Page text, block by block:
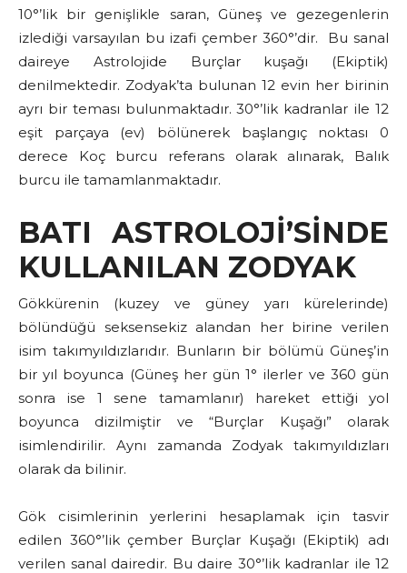
10°’lik bir genişlikle saran, Güneş ve gezegenlerin
izlediği varsayılan bu izafi çember 360°’dir. Bu sanal
daireye Astrolojide Burçlar kuşağı (Ekiptik)
denilmektedir. Zodyak’ta bulunan 12 evin her birinin
ayrı bir teması bulunmaktadır. 30°’lik kadranlar ile 12
eşit parçaya (ev) bölünerek başlangıç noktası 0
derece Koç burcu referans olarak alınarak, Balık
burcu ile tamamlanmaktadır.
BATI ASTROLOJİ’SİNDE
KULLANILAN ZODYAK
Gökkürenin (kuzey ve güney yarı kürelerinde)
bölündüğü seksensekiz alandan her birine verilen
isim takımyıldızlarıdır. Bunların bir bölümü Güneş’in
bir yıl boyunca (Güneş her gün 1° ilerler ve 360 gün
sonra ise 1 sene tamamlanır) hareket ettiği yol
boyunca dizilmiştir ve “Burçlar Kuşağı” olarak
isimlendirilir. Aynı zamanda Zodyak takımyıldızları
olarak da bilinir.
Gök cisimlerinin yerlerini hesaplamak için tasvir
edilen 360°’lik çember Burçlar Kuşağı (Ekiptik) adı
verilen sanal dairedir. Bu daire 30°’lik kadranlar ile 12